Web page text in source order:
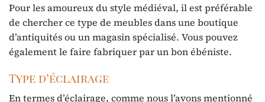
Pour les amoureux du style médiéval, il est préférable
de chercher ce type de meubles dans une boutique
d’antiquités ou un magasin spécialisé. Vous pouvez
également le faire fabriquer par un bon ébéniste.
Type d’éclairage
En termes d’éclairage, comme nous l’avons mentionné